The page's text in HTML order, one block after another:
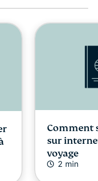
Comment
sur
voyage
2 min